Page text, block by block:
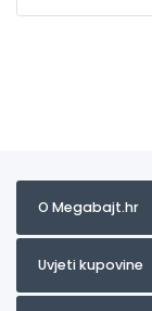
O Megabajt.hr
Uvjeti kupovine